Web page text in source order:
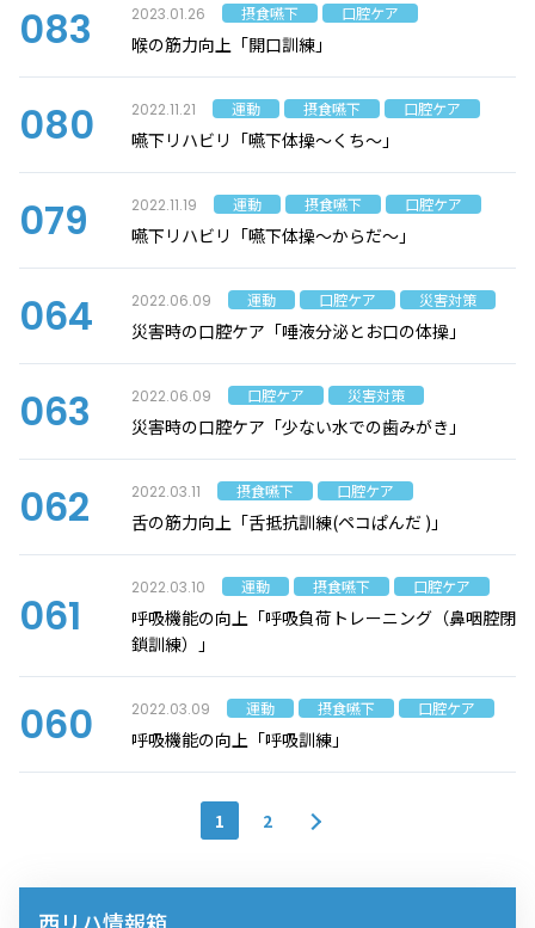
083 2023.01.26 摂食嚥下 口腔ケア
喉の筋力向上「開口訓練」
080 2022.11.21 運動 摂食嚥下 口腔ケア
嚥下リハビリ「嚥下体操～くち～」
079 2022.11.19 運動 摂食嚥下 口腔ケア
嚥下リハビリ「嚥下体操～からだ～」
064 2022.06.09 運動 口腔ケア 災害対策
災害時の口腔ケア「唾液分泌とお口の体操」
063 2022.06.09 口腔ケア 災害対策
災害時の口腔ケア「少ない水での歯みがき」
062 2022.03.11 摂食嚥下 口腔ケア
舌の筋力向上「舌抵抗訓練(ペコぱんだ )」
061
2022.03.10 運動 摂食嚥下 口腔ケア
呼吸機能の向上「呼吸負荷トレーニング（鼻咽腔閉
鎖訓練）」
060 2022.03.09 運動 摂食嚥下 口腔ケア
呼吸機能の向上「呼吸訓練」
1 2